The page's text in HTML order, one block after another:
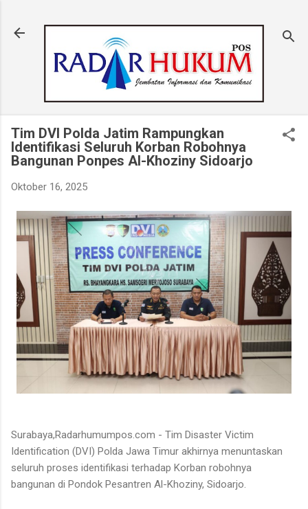
Tim DVI Polda Jatim Rampungkan
Identifikasi Seluruh Korban Robohnya
Bangunan Ponpes Al-Khoziny Sidoarjo
Oktober 16, 2025
Surabaya,Radarhumumpos.com - Tim Disaster Victim
Identification (DVI) Polda Jawa Timur akhirnya menuntaskan
seluruh proses identifikasi terhadap Korban robohnya
bangunan di Pondok Pesantren Al-Khoziny, Sidoarjo.